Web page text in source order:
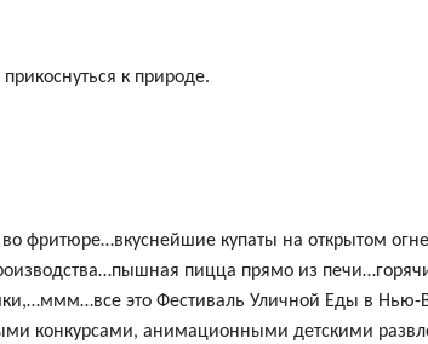
Форма обратной связи
к природе.
фритюре…вкуснейшие купаты на открытом
пицца прямо из
это Фестиваль Уличной Еды в Нью-
конкурсами, анимационными детскими